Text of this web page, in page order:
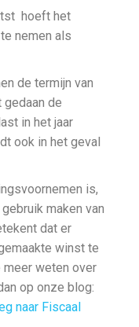
hoeft het
nemen als
de termijn van
de
in het jaar
ook in het geval
is,
maken van
dat er
winst te
meer weten over
op onze blog:
naar Fiscaal